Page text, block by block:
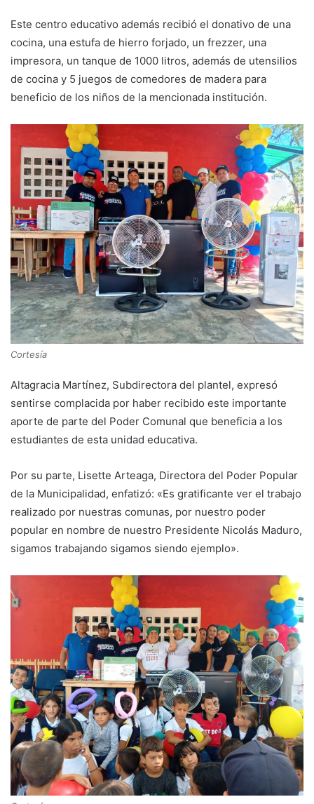
Este centro educativo además recibió el donativo de una
cocina, una estufa de hierro forjado, un frezzer, una
impresora, un tanque de 1000 litros, además de utensilios
de cocina y 5 juegos de comedores de madera para
beneficio de los niños de la mencionada institución.
Cortesía
Altagracia Martínez, Subdirectora del plantel, expresó
sentirse complacida por haber recibido este importante
aporte de parte del Poder Comunal que beneficia a los
estudiantes de esta unidad educativa.
Por su parte, Lisette Arteaga, Directora del Poder Popular
de la Municipalidad, enfatizó: «Es gratificante ver el trabajo
realizado por nuestras comunas, por nuestro poder
popular en nombre de nuestro Presidente Nicolás Maduro,
sigamos trabajando sigamos siendo ejemplo».